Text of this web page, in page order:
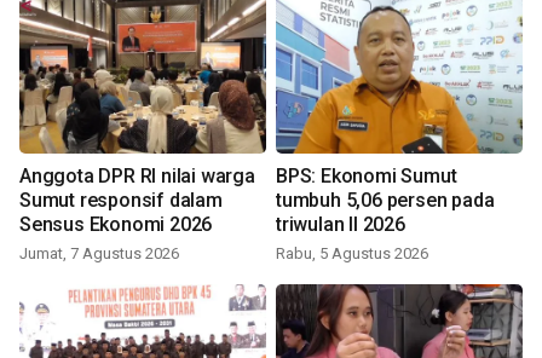
Anggota DPR RI nilai warga
Sumut responsif dalam
Sensus Ekonomi 2026
Jumat, 7 Agustus 2026
BPS: Ekonomi Sumut
tumbuh 5,06 persen pada
triwulan II 2026
Rabu, 5 Agustus 2026